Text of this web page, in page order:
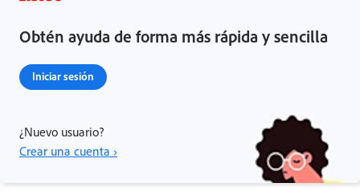
Obtén ayuda de forma más rápida y sencilla
Iniciar sesión
¿Nuevo usuario?
Crear una cuenta ›